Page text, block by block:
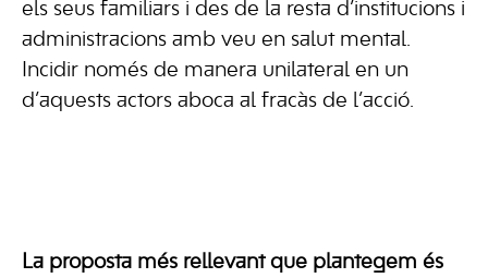
els seus familiars i des de la resta d’institucions i
administracions amb veu en salut mental.
Incidir només de manera unilateral en un
d’aquests actors aboca al fracàs de l’acció.
La proposta més rellevant que plantegem és